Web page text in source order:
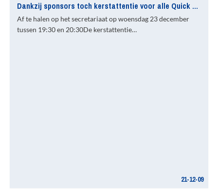
Dankzij sponsors toch kerstattentie voor alle Quick Boys vrijwilligers!
Af te halen op het secretariaat op woensdag 23 december
tussen 19:30 en 20:30De kerstattentie…
21-12-09